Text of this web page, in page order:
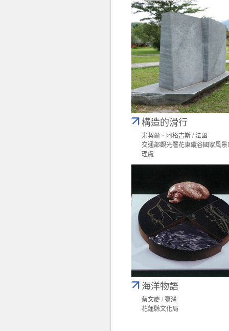
構造的滑行
米契爾．阿格吉斯 / 法國
交通部觀光署花東縱谷國家風景
理處
海洋物語
蔡文慶 / 臺灣
花蓮縣文化局